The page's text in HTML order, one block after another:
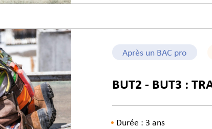
Après un BAC pro
BUT2 - BUT3 :
Durée : 3 ans